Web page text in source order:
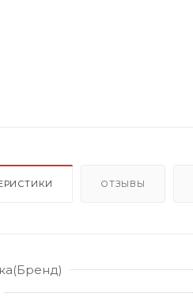
ОТЗЫВЫ